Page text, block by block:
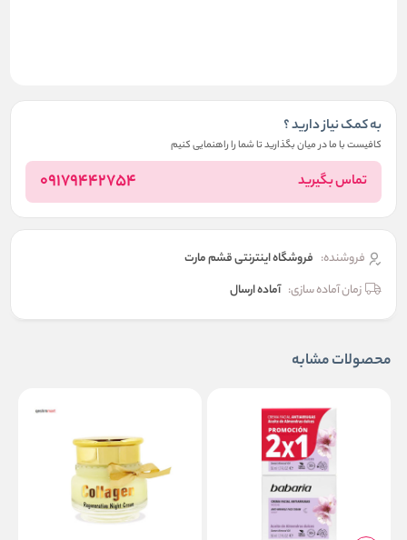
به کمک نیاز دارید ؟
کافیست با ما در میان بگذارید تا شما را راهنمایی کنیم
تماس بگیرید 09179442754
فروشنده: فروشگاه اینترنتی قشم مارت
زمان آماده سازی: آماده ارسال
محصولات مشابه